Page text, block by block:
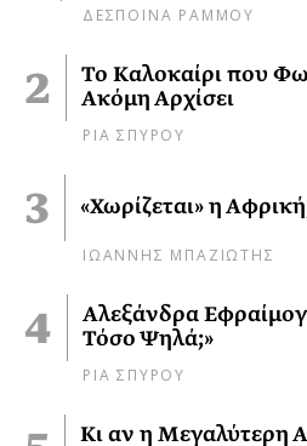
ΔΕΣΠΟΙΝΑ ΡΑΜΜΟΥ
Το Καλοκαίρι που
Ακόμη Αρχίσει
ΡΙΑ ΣΠΥΡΟΥ
«Χωρίζεται» η
ΙΩΑΝΝΗΣ ΜΠΑΖΙΩΤΗΣ
Αλεξάνδρα
Τόσο Ψηλά;»
ΡΙΑ ΣΠΥΡΟΥ
Κι αν η Μεγαλύτερη